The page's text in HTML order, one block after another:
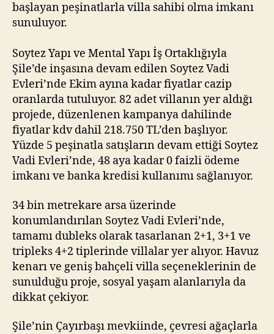
başlayan peşinatlarla villa sahibi olma imkanı
sunuluyor.
Soytez Yapı ve Mental Yapı İş Ortaklığıyla
Şile’de inşasına devam edilen Soytez Vadi
Evleri’nde Ekim ayına kadar fiyatlar cazip
oranlarda tutuluyor. 82 adet villanın yer aldığı
projede, düzenlenen kampanya dahilinde
fiyatlar kdv dahil 218.750 TL’den başlıyor.
Yüzde 5 peşinatla satışların devam ettiği Soytez
Vadi Evleri’nde, 48 aya kadar 0 faizli ödeme
imkanı ve banka kredisi kullanımı sağlanıyor.
34 bin metrekare arsa üzerinde
konumlandırılan Soytez Vadi Evleri’nde,
tamamı dubleks olarak tasarlanan 2+1, 3+1 ve
tripleks 4+2 tiplerinde villalar yer alıyor. Havuz
kenarı ve geniş bahçeli villa seçeneklerinin de
sunulduğu proje, sosyal yaşam alanlarıyla da
dikkat çekiyor.
Şile’nin Çayırbaşı mevkiinde, çevresi ağaçlarla